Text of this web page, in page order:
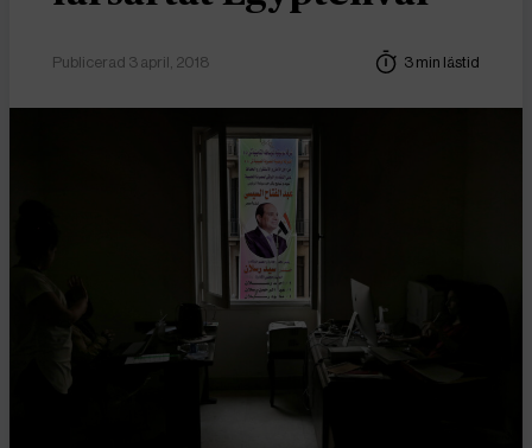
Publicerad 3 april, 2018 3 min lästid